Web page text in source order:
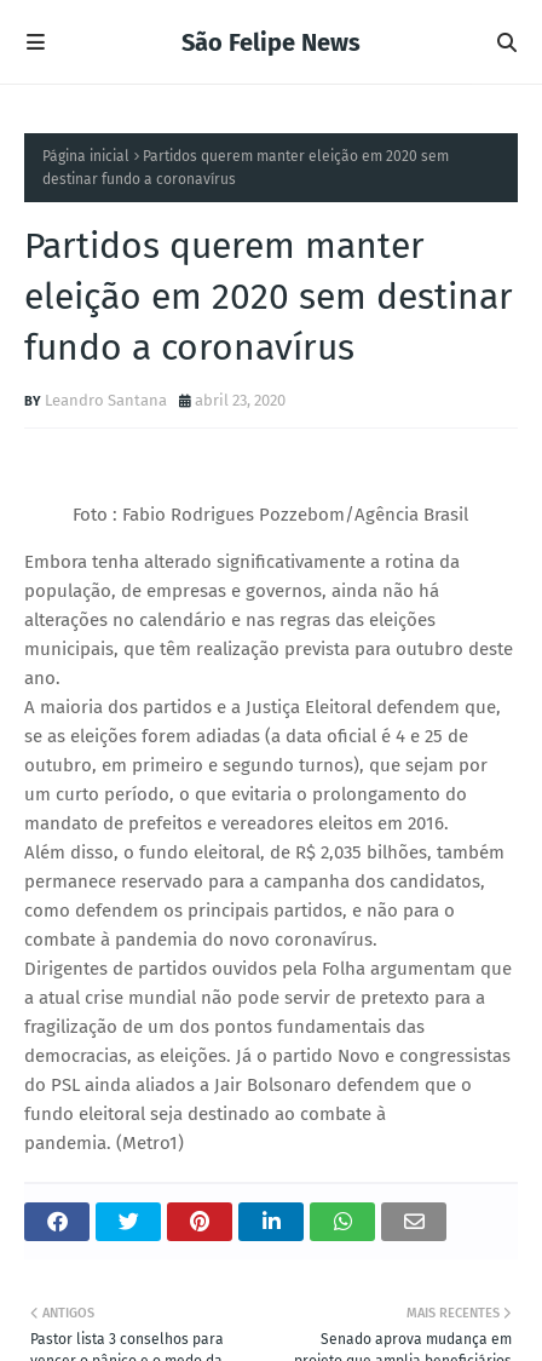
São Felipe News
Página inicial
Partidos querem manter eleição em 2020 sem
destinar fundo a coronavírus
Partidos querem manter
eleição em 2020 sem destinar
fundo a coronavírus
Leandro Santana abril 23, 2020
Foto : Fabio Rodrigues Pozzebom/Agência Brasil
Embora tenha alterado significativamente a rotina da
população, de empresas e governos, ainda não há
alterações no calendário e nas regras das eleições
municipais, que têm realização prevista para outubro deste
ano.
A maioria dos partidos e a Justiça Eleitoral defendem que,
se as eleições forem adiadas (a data oficial é 4 e 25 de
outubro, em primeiro e segundo turnos), que sejam por
um curto período, o que evitaria o prolongamento do
mandato de prefeitos e vereadores eleitos em 2016.
Além disso, o fundo eleitoral, de R$ 2,035 bilhões, também
permanece reservado para a campanha dos candidatos,
como defendem os principais partidos, e não para o
combate à pandemia do novo coronavírus.
Dirigentes de partidos ouvidos pela Folha argumentam que
a atual crise mundial não pode servir de pretexto para a
fragilização de um dos pontos fundamentais das
democracias, as eleições. Já o partido Novo e congressistas
do PSL ainda aliados a Jair Bolsonaro defendem que o
fundo eleitoral seja destinado ao combate à
pandemia. (Metro1)
MAIS RECENTES
Senado aprova mudança em
ANTIGOS
Pastor lista 3 conselhos para